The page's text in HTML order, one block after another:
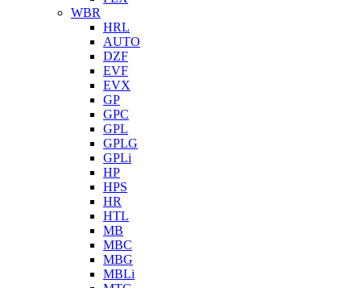
WBR
HRL
AUTO
DZF
EVF
EVX
GP
GPC
GPL
GPLG
GPLi
HP
HPS
HR
HTL
MB
MBC
MBG
MBLi